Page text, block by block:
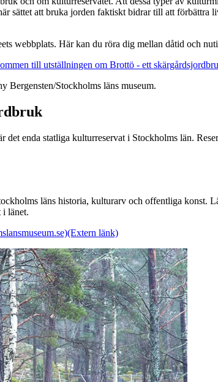
sättet att bruka jorden faktiskt bidrar till att
webbplats. Här kan du röra dig mellan dåtid och
till utställningen om Brottö - ett
Bergensten/Stockholms läns museum.
enda statliga kulturreservat i Stockholms län.
läns historia, kulturarv och offentliga konst.
i länet.
(Extern länk)